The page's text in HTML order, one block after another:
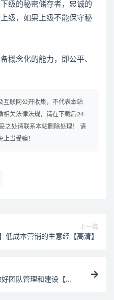
级的秘密储存者，忠诚的
级，如果上级不能保守秘
概念化的能力，即公平、
互联网公开收集，不代表本站
相关法律法规，请在下载后24
之处请联系本站删除处理！ 请
当受骗！
上一篇
低成本营销的生意经【高清】
团队管理和建设【高